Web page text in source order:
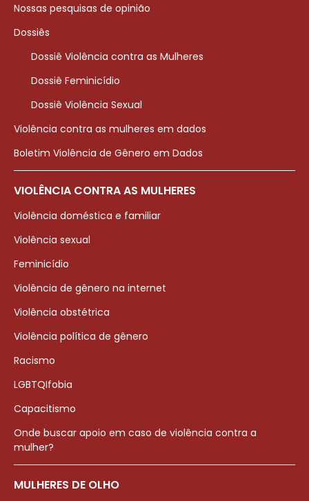
Nossas pesquisas de opinião
Dossiês
Dossiê Violência contra as Mulheres
Dossiê Feminicídio
Dossiê Violência Sexual
Violência contra as mulheres em dados
Boletim Violência de Gênero em Dados
VIOLÊNCIA CONTRA AS MULHERES
Violência doméstica e familiar
Violência sexual
Feminicídio
Violência de gênero na internet
Violência obstétrica
Violência política de gênero
Racismo
LGBTQIfobia
Capacitismo
Onde buscar apoio em caso de violência contra a
mulher?
MULHERES DE OLHO